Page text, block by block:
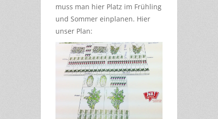
muss man hier Platz im Frühling
und Sommer einplanen. Hier
unser Plan: